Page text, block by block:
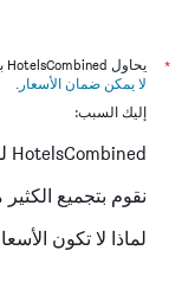
*
يحاول HotelsCombined بشكل دائم الحصول على الأسعار الدقيقة، ولكن
لا يمكن ضمان الأسعار .
إليك السبب:
HotelsCombined ليس البائع
نقوم بتجميع
لماذا لا تكون الأسعار